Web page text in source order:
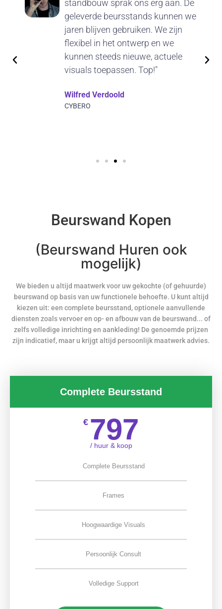
standbouw sprak ons erg aan. De
geleverde beursstands kunnen we
jaren blijven gebruiken. We zijn
flexibel in het ontwerp en we
kunnen steeds nieuwe, actuele
visuals toepassen. Top!"
Wilfred Verdoold
CYBERO
Beurswand Kopen
(Beurswand Huren ook
mogelijk)
We bieden u altijd maatwerk voor uw gekochte (of gehuurde)
beurswand op basis van uw functionele behoefte. U kunt altijd
kiezen uit: een complete beursstand, optionele aanvullende
diensten zoals vervoer en op- en afbouw van de beurswand... of
zelfs volledige inrichting en aankleding! De genoemde prijzen
zijn indicatief, maar u krijgt altijd persoonlijk maatwerk advies.
Complete Beursstand
€ 797
/ huur & koop
Complete Beursstand
Frames
Hoogwaardige Visuals
Persoonlijk Consult
Volledige Support